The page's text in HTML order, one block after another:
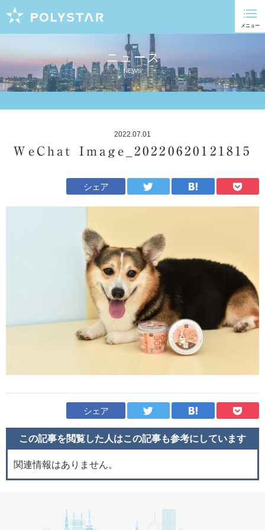
ニュース
NEWS
2022.07.01
WeChat Image_20220620121815
シェア
シェア
この記事を閲覧した人はこの記事も参考にしています
関連情報はありません。